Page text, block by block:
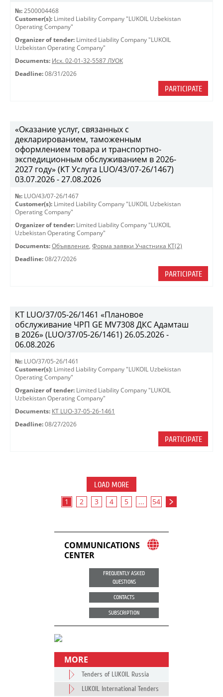
№: 2500004468
Customer(s): Limited Liability Company "LUKOIL Uzbekistan
Operating Company"
Organizer of tender: Limited Liability Company "LUKOIL
Uzbekistan Operating Company"
Documents: Исх. 02-01-32-5587 ЛУОК
Deadline: 08/31/2026
PARTICIPATE
«Оказание услуг, связанных с
декларированием, таможенным
оформлением товара и транспортно-
экспедиционным обслуживанием в 2026-
2027 году» (КТ Услуга LUO/43/07-26/1467)
03.07.2026 - 27.08.2026
№: LUO/43/07-26/1467
Customer(s): Limited Liability Company "LUKOIL Uzbekistan
Operating Company"
Organizer of tender: Limited Liability Company "LUKOIL
Uzbekistan Operating Company"
Documents: Объявление, Форма заявки Участника КТ(2)
Deadline: 08/27/2026
PARTICIPATE
КТ LUO/37/05-26/1461 «Плановое
обслуживание ЧРП GE MV7308 ДКС Адамташ
в 2026» (LUO/37/05-26/1461) 26.05.2026 -
06.08.2026
№: LUO/37/05-26/1461
Customer(s): Limited Liability Company "LUKOIL Uzbekistan
Operating Company"
Organizer of tender: Limited Liability Company "LUKOIL
Uzbekistan Operating Company"
Documents: КТ LUO-37-05-26-1461
Deadline: 08/27/2026
PARTICIPATE
LOAD MORE
1 2 3 4 5 ... 54
COMMUNICATIONS
CENTER
FREQUENTLY ASKED
QUESTIONS
CONTACTS
SUBSCRIPTION
MORE
Tenders of LUKOIL Russia
LUKOIL International Tenders